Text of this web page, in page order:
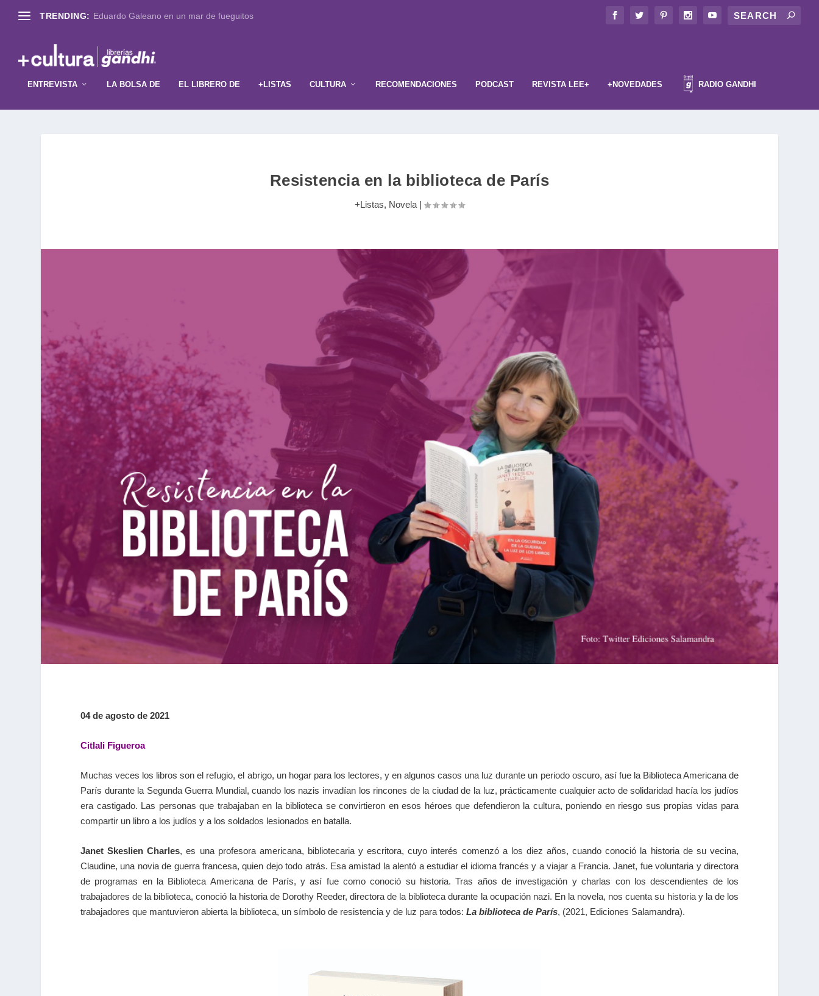
TRENDING: Eduardo Galeano en un mar de fueguitos
ENTREVISTA LA BOLSA DE EL LIBRERO DE +LISTAS CULTURA RECOMENDACIONES PODCAST REVISTA LEE+ +NOVEDADES RADIO GANDHI
Resistencia en la biblioteca de París
+Listas, Novela|
04 de agosto de 2021
Citlali Figueroa
Muchas veces los libros son el refugio, el abrigo, un hogar para los lectores, y en algunos casos una luz durante un periodo oscuro, así fue la Biblioteca Americana de
París durante la Segunda Guerra Mundial, cuando los nazis invadían los rincones de la ciudad de la luz, prácticamente cualquier acto de solidaridad hacía los judíos
era castigado. Las personas que trabajaban en la biblioteca se convirtieron en esos héroes que defendieron la cultura, poniendo en riesgo sus propias vidas para
compartir un libro a los judíos y a los soldados lesionados en batalla.
Janet Skeslien Charles, es una profesora americana, bibliotecaria y escritora, cuyo interés comenzó a los diez años, cuando conoció la historia de su vecina,
Claudine, una novia de guerra francesa, quien dejo todo atrás. Esa amistad la alentó a estudiar el idioma francés y a viajar a Francia. Janet, fue voluntaria y directora
de programas en la Biblioteca Americana de París, y así fue como conoció su historia. Tras años de investigación y charlas con los descendientes de los
trabajadores de la biblioteca, conoció la historia de Dorothy Reeder, directora de la biblioteca durante la ocupación nazi. En la novela, nos cuenta su historia y la de los
trabajadores que mantuvieron abierta la biblioteca, un símbolo de resistencia y de luz para todos: La biblioteca de París, (2021, Ediciones Salamandra).